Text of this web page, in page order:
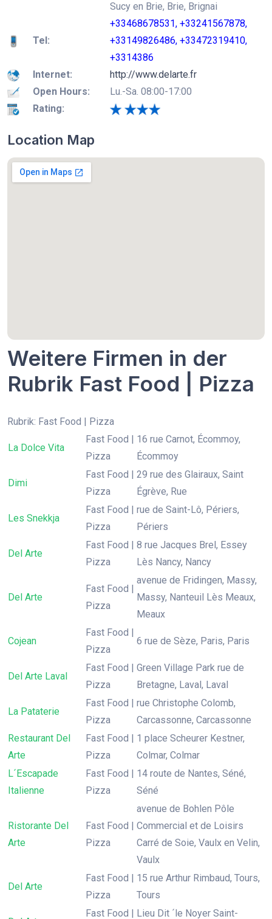
Sucy en Brie, Brie, Brignai
Tel:
+33468678531, +33241567878,
+33149826486, +33472319410,
+3314386
Internet:
http://www.delarte.fr
Open Hours:
Lu.-Sa. 08:00-17:00
Rating:
Location Map
Weitere Firmen in der
Rubrik Fast Food | Pizza
Rubrik: Fast Food | Pizza
La Dolce Vita
Fast Food |
Pizza
16 rue Carnot, Écommoy,
Écommoy
Dimi
Fast Food |
Pizza
29 rue des Glairaux, Saint
Égrève, Rue
Les Snekkja
Fast Food |
Pizza
rue de Saint-Lô, Périers,
Périers
Del Arte
Fast Food |
Pizza
8 rue Jacques Brel, Essey
Lès Nancy, Nancy
Del Arte
Fast Food |
Pizza
avenue de Fridingen, Massy,
Massy, Nanteuil Lès Meaux,
Meaux
Cojean
Fast Food |
Pizza
6 rue de Sèze, Paris, Paris
Del Arte Laval
Fast Food |
Pizza
Green Village Park rue de
Bretagne, Laval, Laval
La Pataterie
Fast Food |
Pizza
rue Christophe Colomb,
Carcassonne, Carcassonne
Restaurant Del
Arte
Fast Food |
Pizza
1 place Scheurer Kestner,
Colmar, Colmar
L´Escapade
Italienne
Fast Food |
Pizza
14 route de Nantes, Séné,
Séné
Ristorante Del
Arte
Fast Food |
Pizza
avenue de Bohlen Pôle
Commercial et de Loisirs
Carré de Soie, Vaulx en Velin,
Vaulx
Del Arte
Fast Food |
Pizza
15 rue Arthur Rimbaud, Tours,
Tours
Fast Food | Lieu Dit ´le Noyer Saint-